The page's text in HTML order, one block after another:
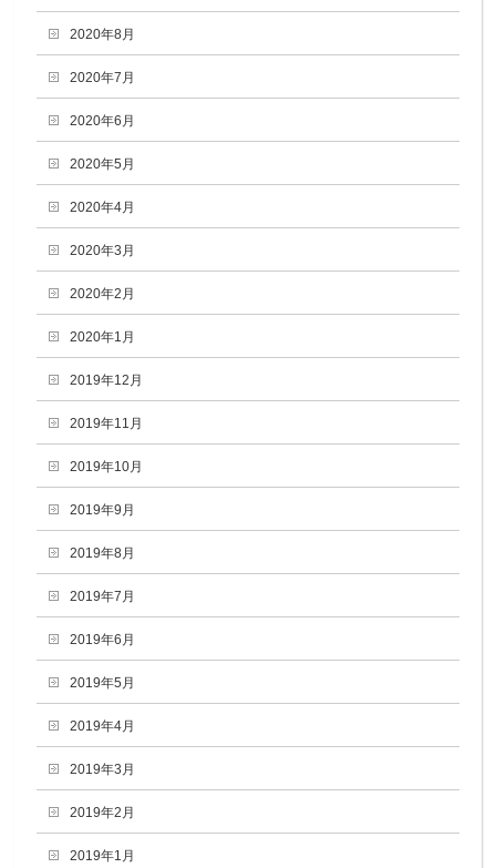
2020年8月
2020年7月
2020年6月
2020年5月
2020年4月
2020年3月
2020年2月
2020年1月
2019年12月
2019年11月
2019年10月
2019年9月
2019年8月
2019年7月
2019年6月
2019年5月
2019年4月
2019年3月
2019年2月
2019年1月